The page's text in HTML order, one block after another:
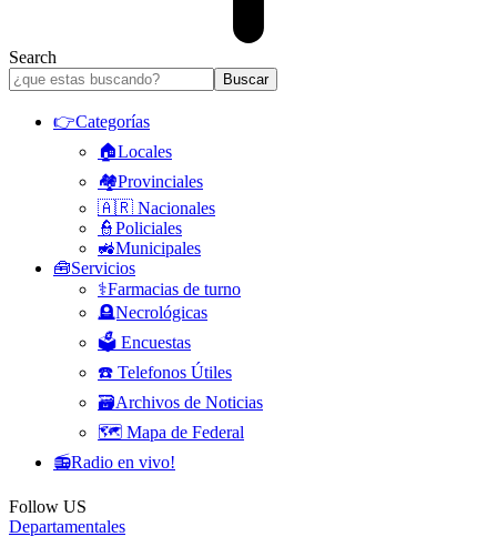
Search
👉Categorías
🏠Locales
🏘️Provinciales
🇦🇷 Nacionales
👮Policiales
🚜Municipales
🧰Servicios
⚕️Farmacias de turno
🪦Necrológicas
🗳️ Encuestas
☎️ Telefonos Útiles
🗃️Archivos de Noticias
🗺️ Mapa de Federal
📻Radio en vivo!
Follow US
Departamentales